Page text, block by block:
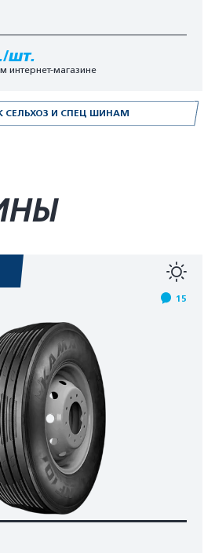
СЕЛЬХОЗ И СПЕЦ ШИНАМ
шт.
интернет-магазине
15